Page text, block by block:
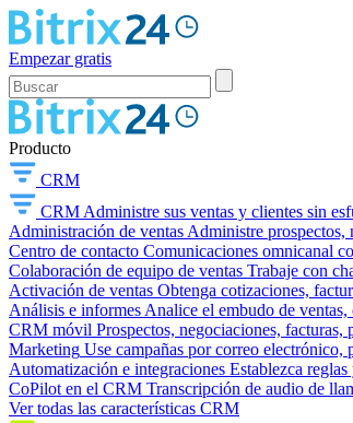
Empezar gratis
Producto
CRM
CRM Administre sus ventas y clientes sin
Administración de ventas Administre prospectos,
Centro de contacto Comunicaciones omnicanal
Colaboración de equipo de ventas Trabaje con
Activación de ventas Obtenga cotizaciones,
Análisis e informes Analice el embudo de
CRM móvil Prospectos, negociaciones,
Marketing Use campañas por correo electrónico,
Automatización e integraciones Establezca
CoPilot en el CRM Transcripción de audio de
Ver todas las características CRM